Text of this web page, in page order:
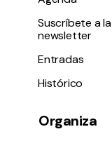
Suscríbete a la
newsletter
Entradas
Histórico
Organiza